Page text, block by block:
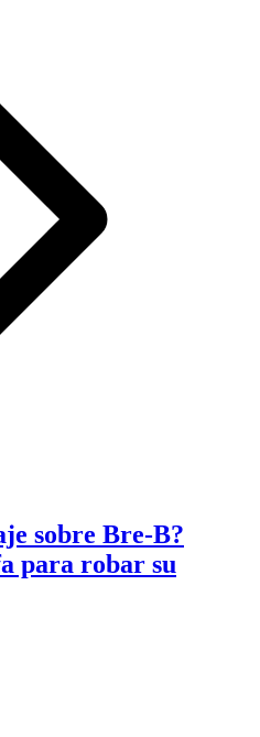
sobre Bre-B?
para robar su